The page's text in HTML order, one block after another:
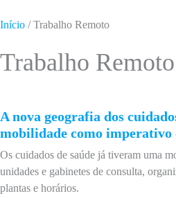
Início /Trabalho Remoto
Trabalho Remoto
A nova geografia dos
mobilidade como imperativo
Os cuidados de saúde já tiveram uma
unidades e gabinetes de consulta,
plantas e horários.